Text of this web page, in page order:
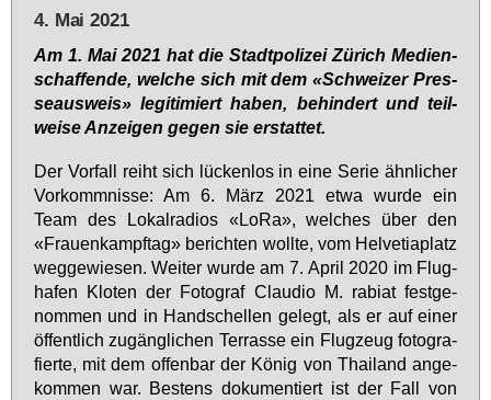
4. Mai 2021
Am 1. Mai 2021 hat die Stadt­po­li­zei Zü­rich Me­di­en­
schaf­fen­de, wel­che sich mit dem «Schwei­zer Pres­
se­aus­weis» le­gi­ti­miert ha­ben, be­hin­dert und teil­
wei­se An­zei­gen ge­gen sie er­stat­tet.
Der Vor­fall reiht sich lü­cken­los in ei­ne Se­rie ähn­li­cher
Vor­komm­nis­se: Am 6. März 2021 et­wa wur­de ein
Team des Lo­kal­ra­di­os «Lo­Ra», wel­ches über den
«Frau­en­kampf­tag» be­rich­ten woll­te, vom Hel­ve­tia­platz
weg­ge­wie­sen. Wei­ter wur­de am 7. April 2020 im Flug­
ha­fen Klo­ten der Fo­to­graf Clau­dio M. ra­bi­at fest­ge­
nom­men und in Hand­schel­len ge­legt, als er auf ei­ner
öf­fent­lich zu­gäng­li­chen Ter­ras­se ein Flug­zeug fo­to­gra­
fier­te, mit dem of­fen­bar der Kö­nig von Thai­land an­ge­
kom­men war. Bes­tens do­ku­men­tiert ist der Fall von